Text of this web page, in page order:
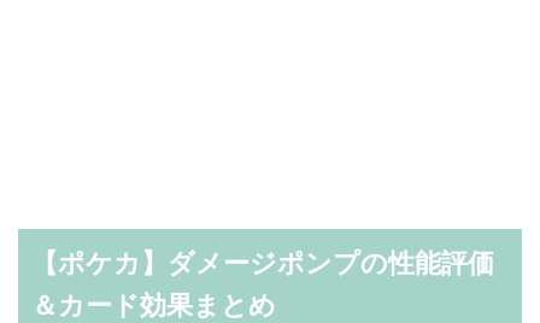
【ポケカ】ダメージポンプの性能評価
＆カード効果まとめ